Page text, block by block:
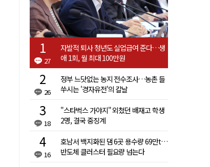
27
자발적 퇴사 청년도 실업급여 준다…생
애 1회, 월 최대 100만원
26
정부 느닷없는 농지 전수조사…농촌 들
쑤시는 '경자유전'의 칼날
18
"스타벅스 가야지" 외쳤던 배재고 학생
2명, 결국 중징계
16
호남서 백지화된 댐 6곳 용수량 69만t…
반도체 클러스터 필요량 넘는다